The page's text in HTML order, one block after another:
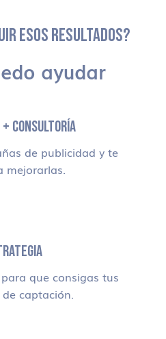
ESOS RESULTADOS?
ayudar
CONSULTORÍA
de publicidad y te
mejorarlas.
que consigas tus
captación.